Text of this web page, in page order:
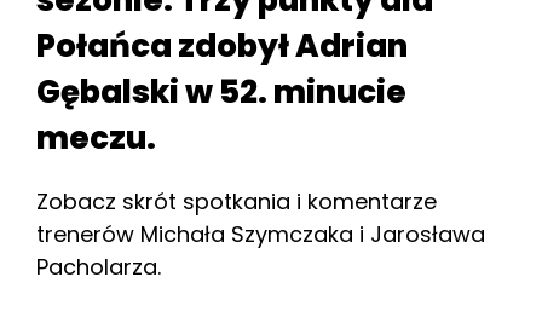
Połańca zdobył Adrian
Gębalski w 52. minucie
meczu.
Zobacz skrót spotkania i komentarze
trenerów Michała Szymczaka i Jarosława
Pacholarza.